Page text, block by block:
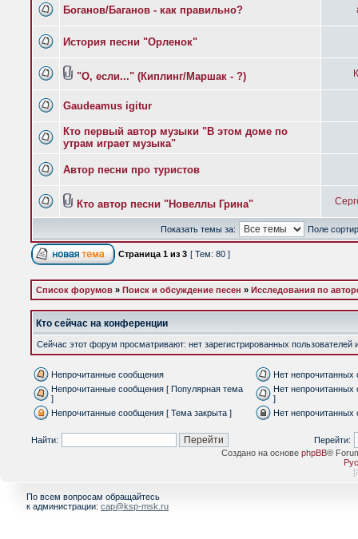
Боганов/Баганов - как правильно?
История песни "Орленок"
"О, если..." (Киплинг/Маршак - ?)
Gaudeamus igitur
Кто первый автор музыки "В этом доме по
утрам играет музыка"
Автор песни про туристов
Кто автор песни "Новеллы Грина"
Показать темы за: Поле
Страница 1 из 3 [ Тем: 80 ]
Список форумов » Поиск и обсуждение песен » Исследования по
Кто сейчас на конференции
Сейчас этот форум просматривают: нет зарегистрированных пользователей
Непрочитанные сообщения
Нет непрочитанных
Непрочитанные сообщения [ Популярная тема
]
Нет
]
Непрочитанные сообщения [ Тема закрыта ]
Нет непрочитанных
Найти:
Перейти:
Создано на основе phpBB®
[
По всем вопросам обращайтесь
к администрации: cap@ksp-msk.ru